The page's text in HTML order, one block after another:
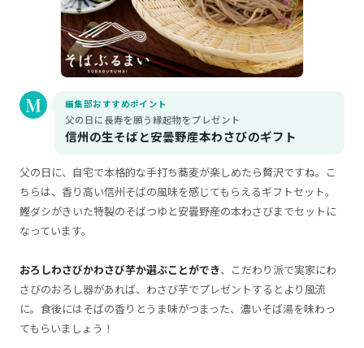
編集部おすすめポイント
父の日に長寿を願う縁起物をプレゼント
信州の生そばと安曇野産本わさびのギフト
父の日に、自宅で本格的な手打ち蕎麦が楽しめたら贅沢ですね。こ
ちらは、香り高い信州そばの風味を感じてもらえるギフトセット。
鰹ダシがきいた特製のそばつゆと安曇野産の本わさびまでセットに
なっています。
おろしわさびかわさび芋か選ぶことができ、こだわり派で実家にわ
さびのおろし器があれば、わさび芋でプレゼントするとより風流
に。食後にはそばの香りとうま味がつまった、濃いそば湯を味わっ
てもらいましょう！